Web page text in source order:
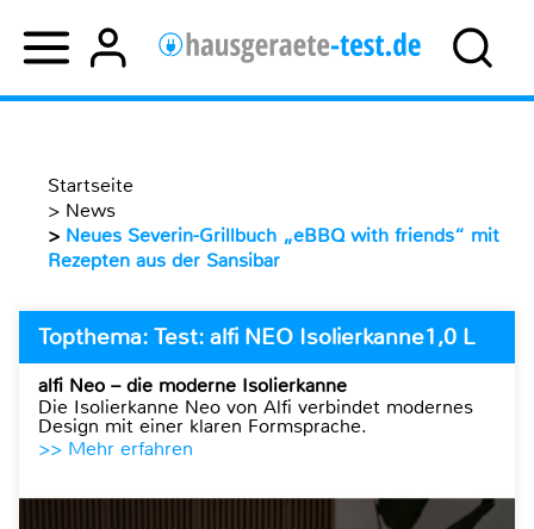
Startseite
> News
> Neues Severin-Grillbuch „eBBQ with friends“ mit
Rezepten aus der Sansibar
Topthema: Test: alfi NEO Isolierkanne1,0 L
alfi Neo – die moderne Isolierkanne
Die Isolierkanne Neo von Alfi verbindet modernes
Design mit einer klaren Formsprache.
>> Mehr erfahren